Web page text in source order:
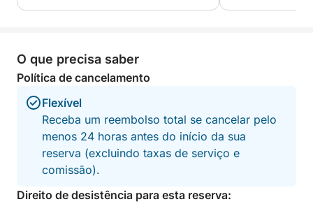
O que precisa saber
Política de cancelamento
Flexível
Receba um reembolso total se cancelar pelo
menos 24 horas antes do início da sua
reserva (excluindo taxas de serviço e
comissão).
Direito de desistência para esta reserva: